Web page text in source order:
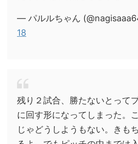
— パルルちゃん
18
残り２試合、勝たないとって
に回す形になってしまった。
じゃどうしようもない。きも